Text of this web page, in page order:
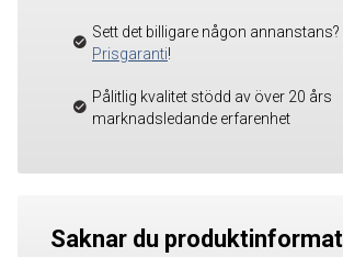
Sett det billigare någon
Prisgaranti!
Pålitlig kvalitet stödd av över 20 års
marknadsledande erfarenhet
Saknar du